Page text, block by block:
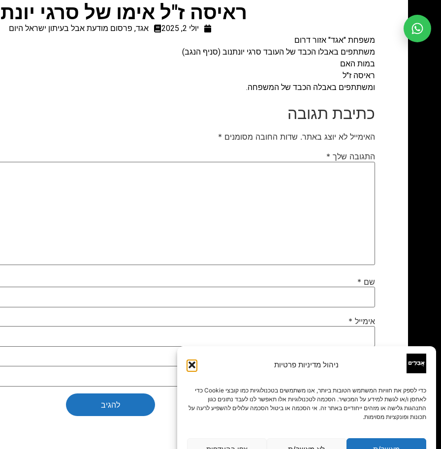
ניהול מדיניות פרטיות
כדי לספק את חוויות המשתמש הטובות ביותר, אנו משתמשים בטכנולוגיות כמו קובצי Cookie כדי
לאחסן ו/או לגשת למידע על המכשיר. הסכמה לטכנולוגיות אלו תאפשר לנו לעבד נתונים כגון
התנהגות גלישה או מזהים ייחודיים באתר זה. אי הסכמה או ביטול הסכמה עלולים להשפיע לרעה על
תכונות ופונקציות מסוימות.
ראיסה ז"ל אימו של סרגי
יולי 2, 2025 אגד, פרסום מודעת אבל בעיתון ישראל היום
משפחת "אגד" אזור דרום
משתתפים באבלו הכבד של העובד סרגי יונתנוב (סניף הנגב)
במות האם
ראיסה ז"ל
ומשתתפים באבלה הכבד של המשפחה.
כתיבת תגובה
האימייל לא יוצג באתר. שדות החובה מסומנים *
התגובה שלך *
שם *
אימייל *